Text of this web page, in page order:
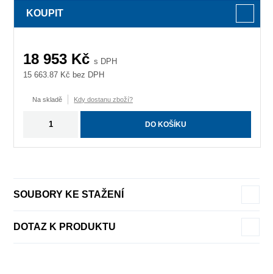
KOUPIT
18 953 Kčs DPH
15 663.87 Kč bez DPH
Na skladě Kdy dostanu zboží?
DO KOŠÍKU
SOUBORY KE STAŽENÍ
DOTAZ K PRODUKTU